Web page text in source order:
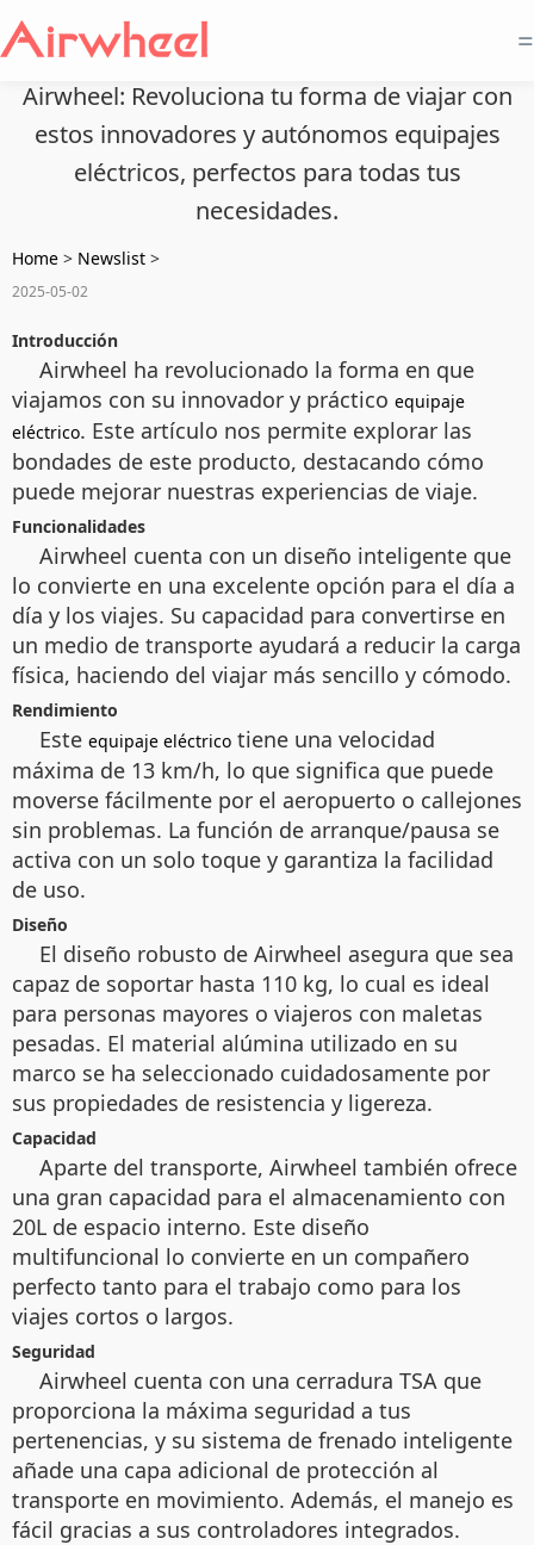
=
Airwheel: Revoluciona tu forma de viajar con
estos innovadores y autónomos equipajes
eléctricos, perfectos para todas tus
necesidades.
Home > Newslist >
2025-05-02
Introducción
Airwheel ha revolucionado la forma en que
viajamos con su innovador y práctico equipaje
eléctrico. Este artículo nos permite explorar las
bondades de este producto, destacando cómo
puede mejorar nuestras experiencias de viaje.
Funcionalidades
Airwheel cuenta con un diseño inteligente que
lo convierte en una excelente opción para el día a
día y los viajes. Su capacidad para convertirse en
un medio de transporte ayudará a reducir la carga
física, haciendo del viajar más sencillo y cómodo.
Rendimiento
Este equipaje eléctrico tiene una velocidad
máxima de 13 km/h, lo que significa que puede
moverse fácilmente por el aeropuerto o callejones
sin problemas. La función de arranque/pausa se
activa con un solo toque y garantiza la facilidad
de uso.
Diseño
El diseño robusto de Airwheel asegura que sea
capaz de soportar hasta 110 kg, lo cual es ideal
para personas mayores o viajeros con maletas
pesadas. El material alúmina utilizado en su
marco se ha seleccionado cuidadosamente por
sus propiedades de resistencia y ligereza.
Capacidad
Aparte del transporte, Airwheel también ofrece
una gran capacidad para el almacenamiento con
20L de espacio interno. Este diseño
multifuncional lo convierte en un compañero
perfecto tanto para el trabajo como para los
viajes cortos o largos.
Seguridad
Airwheel cuenta con una cerradura TSA que
proporciona la máxima seguridad a tus
pertenencias, y su sistema de frenado inteligente
añade una capa adicional de protección al
transporte en movimiento. Además, el manejo es
fácil gracias a sus controladores integrados.